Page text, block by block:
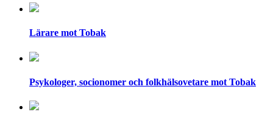
Lärare mot Tobak
Psykologer, socionomer och folkhälsovetare mot Tobak